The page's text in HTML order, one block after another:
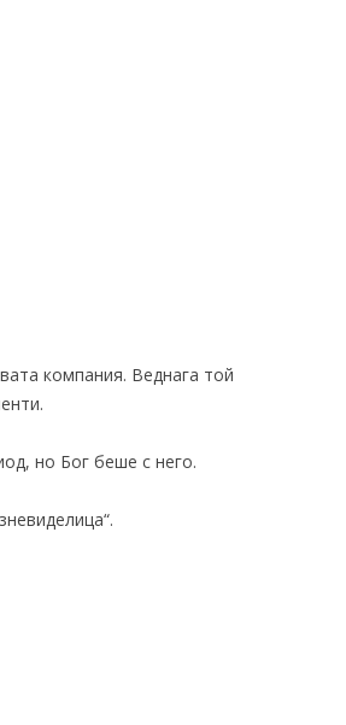
компания. Веднага той
но Бог беше с него.